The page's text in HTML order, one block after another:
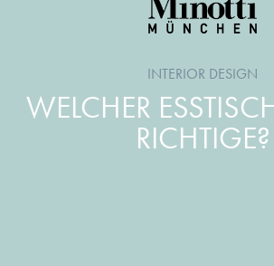
INTERIOR DESIGN
WELCHER
RICHTIGE?